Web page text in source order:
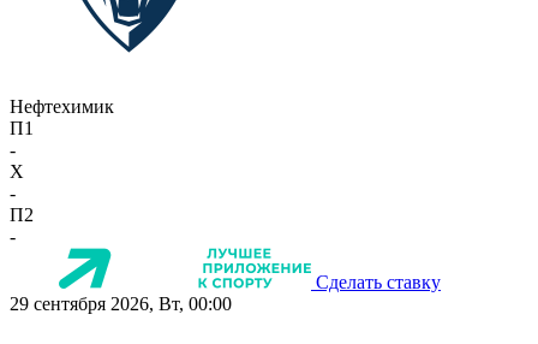
Нефтехимик
П1
-
X
-
П2
-
Сделать ставку
29 сентября 2026, Вт, 00:00